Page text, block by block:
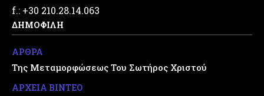
f.: +30 210.28.14.063
ΔΗΜΟΦΙΛΗ
ΑΡΘΡΑ
Της Μεταμορφώσεως Του Σωτήρος Χριστού
ΑΡΧΕΙΑ ΒΙΝΤΕΟ